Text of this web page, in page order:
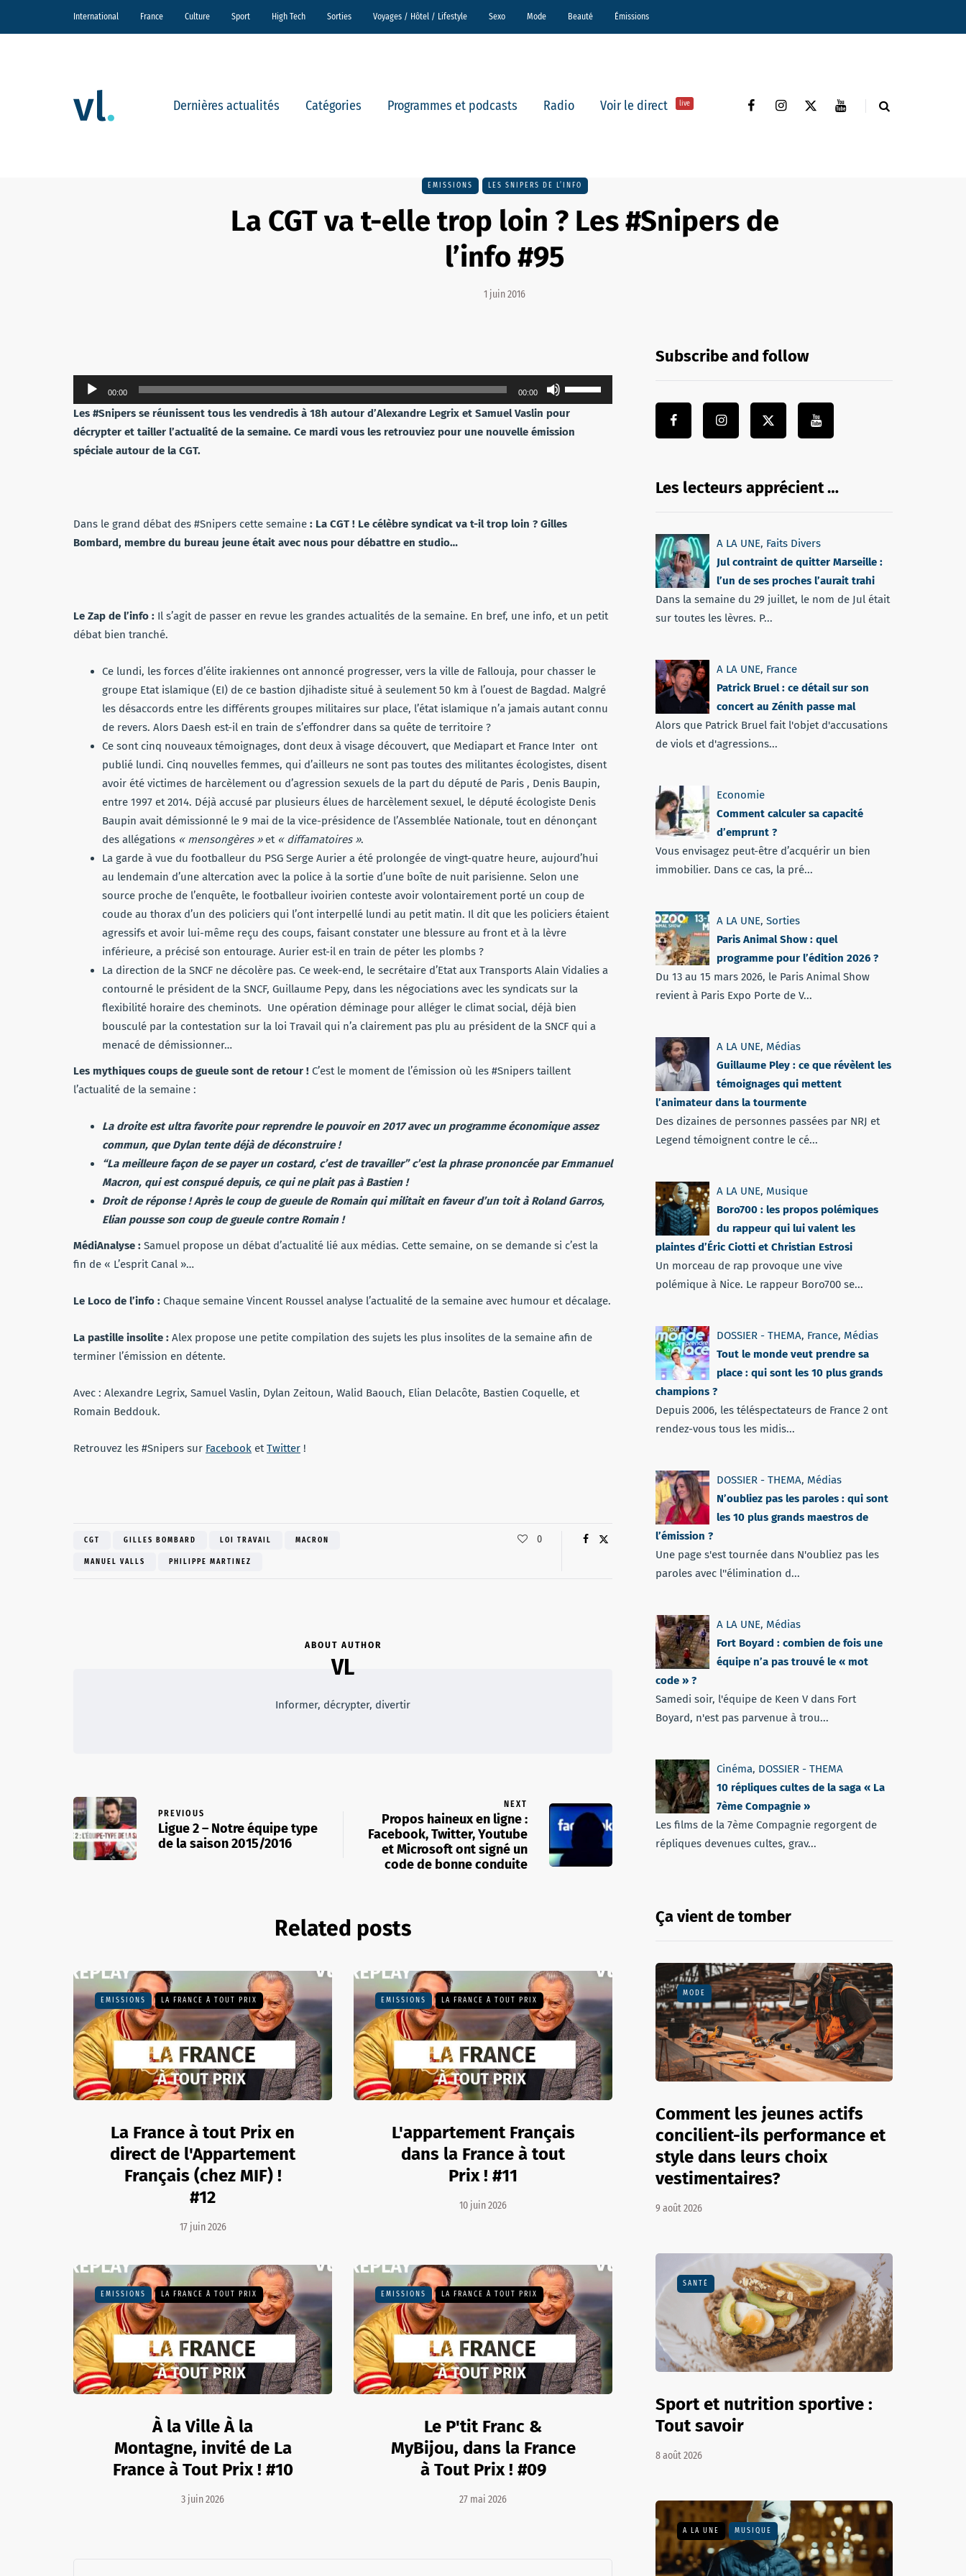
International France Culture Sport High Tech Sorties Voyages / Hôtel / Lifestyle Sexo Mode Beauté Émissions
Dernières actualités Catégories Programmes et podcasts Radio Voir le direct live
EMISSIONS LES SNIPERS DE L’INFO
La CGT va t-elle trop loin ? Les #Snipers de
l’info #95
1 juin 2016
Lecteur
audio
00:00 00:00
les
flèches
haut/bas
Les #Snipers se réunissent tous les vendredis à 18h autour d’Alexandre Legrix et Samuel Vaslin pour
décrypter et tailler l’actualité de la semaine. Ce mardi vous les retrouviez pour une nouvelle émission
spéciale autour de la CGT.
Dans le grand débat des #Snipers cette semaine : La CGT ! Le célèbre syndicat va t-il trop loin ? Gilles
Bombard, membre du bureau jeune était avec nous pour débattre en studio…
Le Zap de l’info : Il s’agit de passer en revue les grandes actualités de la semaine. En bref, une info, et un petit
débat bien tranché.
Ce lundi, les forces d’élite irakiennes ont annoncé progresser, vers la ville de Fallouja, pour chasser le
groupe Etat islamique (EI) de ce bastion djihadiste situé à seulement 50 km à l’ouest de Bagdad. Malgré
les désaccords entre les différents groupes militaires sur place, l’état islamique n’a jamais autant connu
de revers. Alors Daesh est-il en train de s’effondrer dans sa quête de territoire ?
Ce sont cinq nouveaux témoignages, dont deux à visage découvert, que Mediapartet France Inter ont
publié lundi. Cinq nouvelles femmes, qui d’ailleurs ne sont pas toutes des militantes écologistes, disent
avoir été victimes de harcèlement ou d’agression sexuels de la part du député de Paris , Denis Baupin,
entre 1997 et 2014. Déjà accusé par plusieurs élues de harcèlement sexuel, le député écologiste Denis
Baupin avait démissionné le 9 mai de la vice-présidence de l’Assemblée Nationale, tout en dénonçant
des allégations « mensongères »et « diffamatoires ».
La garde à vue du footballeur du PSG Serge Aurier a été prolongée de vingt-quatre heure, aujourd’hui
au lendemain d’une altercation avec la police à la sortie d’une boîte de nuit parisienne. Selon une
source proche de l’enquête, le footballeur ivoirien conteste avoir volontairement porté un coup de
coude au thorax d’un des policiers qui l’ont interpellé lundi au petit matin. Il dit que les policiers étaient
agressifs et avoir lui-même reçu des coups, faisant constater une blessure au front et à la lèvre
inférieure, a précisé son entourage. Aurier est-il en train de péter les plombs ?
La direction de la SNCF ne décolère pas. Ce week-end, le secrétaire d’Etat aux Transports Alain Vidalies a
contourné le président de la SNCF, Guillaume Pepy, dans les négociations avec les syndicats sur la
flexibilité horaire des cheminots. Une opération déminage pour alléger le climat social, déjà bien
bousculé par la contestation sur la loi Travail qui n’a clairement pas plu au président de la SNCF qui a
menacé de démissionner…
Les mythiques coups de gueule sont de retour ! C’est le moment de l’émission où les #Snipers taillent
l’actualité de la semaine :
La droite est ultra favorite pour reprendre le pouvoir en 2017 avec un programme économique assez
commun, que Dylan tente déjà de déconstruire !
“La meilleure façon de se payer un costard, c’est de travailler” c’est la phrase prononcée par Emmanuel
Macron, qui est conspué depuis, ce qui ne plait pas à Bastien !
Droit de réponse ! Après le coup de gueule de Romain qui militait en faveur d’un toit à Roland Garros,
Elian pousse son coup de gueule contre Romain !
MédiAnalyse : Samuel propose un débat d’actualité lié aux médias. Cette semaine, on se demande si c’est la
fin de « L’esprit Canal »…
Le Loco de l’info : Chaque semaine Vincent Roussel analyse l’actualité de la semaine avec humour et décalage.
La pastille insolite : Alex propose une petite compilation des sujets les plus insolites de la semaine afin de
terminer l’émission en détente.
Avec : Alexandre Legrix, Samuel Vaslin, Dylan Zeitoun, Walid Baouch, Elian Delacôte, Bastien Coquelle, et
Romain Beddouk.
Retrouvez les #Snipers sur Facebook etTwitter !
CGT GILLES BOMBARD LOI TRAVAIL MACRON
MANUEL VALLS PHILIPPE MARTINEZ
0
ABOUT AUTHOR
VL
Informer, décrypter, divertir
PREVIOUS
Ligue 2 – Notre équipe type
de la saison 2015/2016
NEXT
Propos haineux en ligne :
Facebook, Twitter, Youtube
et Microsoft ont signé un
code de bonne conduite
Related posts
EMISSIONS LA FRANCE À TOUT PRIX
La France à tout Prix en
direct de l'Appartement
Français (chez MIF) !
#12
17 juin 2026
EMISSIONS LA FRANCE À TOUT PRIX
L'appartement Français
dans la France à tout
Prix ! #11
10 juin 2026
EMISSIONS LA FRANCE À TOUT PRIX
À la Ville À la
Montagne, invité de La
France à Tout Prix ! #10
3 juin 2026
EMISSIONS LA FRANCE À TOUT PRIX
Le P'tit Franc &
MyBijou, dans la France
à Tout Prix ! #09
27 mai 2026
Subscribe and follow
Les lecteurs apprécient …
A LA UNE, Faits Divers
Jul contraint de quitter Marseille :
l’un de ses proches l’aurait trahi
Dans la semaine du 29 juillet, le nom de Jul était
sur toutes les lèvres. P...
A LA UNE, France
Patrick Bruel : ce détail sur son
concert au Zénith passe mal
Alors que Patrick Bruel fait l'objet d'accusations
de viols et d'agressions...
Economie
Comment calculer sa capacité
d’emprunt ?
Vous envisagez peut-être d’acquérir un bien
immobilier. Dans ce cas, la pré...
A LA UNE, Sorties
Paris Animal Show : quel
programme pour l’édition 2026 ?
Du 13 au 15 mars 2026, le Paris Animal Show
revient à Paris Expo Porte de V...
A LA UNE, Médias
Guillaume Pley : ce que révèlent les
témoignages qui mettent
l’animateur dans la tourmente
Des dizaines de personnes passées par NRJ et
Legend témoignent contre le cé...
A LA UNE, Musique
Boro700 : les propos polémiques
du rappeur qui lui valent les
plaintes d’Éric Ciotti et Christian Estrosi
Un morceau de rap provoque une vive
polémique à Nice. Le rappeur Boro700 se...
DOSSIER - THEMA, France, Médias
Tout le monde veut prendre sa
place : qui sont les 10 plus grands
champions ?
Depuis 2006, les téléspectateurs de France 2 ont
rendez-vous tous les midis...
DOSSIER - THEMA, Médias
N’oubliez pas les paroles : qui sont
les 10 plus grands maestros de
l’émission ?
Une page s'est tournée dans N'oubliez pas les
paroles avec l''élimination d...
A LA UNE, Médias
Fort Boyard : combien de fois une
équipe n’a pas trouvé le « mot
code » ?
Samedi soir, l'équipe de Keen V dans Fort
Boyard, n'est pas parvenue à trou...
Cinéma, DOSSIER - THEMA
10 répliques cultes de la saga « La
7ème Compagnie »
Les films de la 7ème Compagnie regorgent de
répliques devenues cultes, grav...
Ça vient de tomber
MODE
Comment les jeunes actifs
concilient-ils performance et
style dans leurs choix
vestimentaires?
9 août 2026
SANTÉ
Sport et nutrition sportive :
Tout savoir
8 août 2026
A LA UNE MUSIQUE